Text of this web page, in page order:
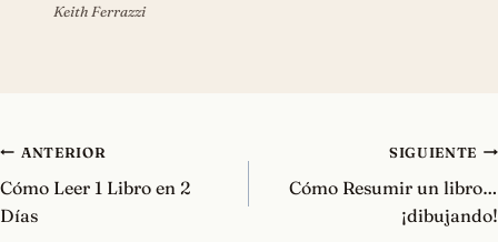
Keith Ferrazzi
Navegación
de
entradas
ANTERIOR
Cómo Leer 1 Libro en 2
Días
SIGUIENTE
Cómo Resumir un libro…
¡dibujando!